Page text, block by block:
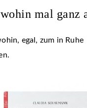
mal ganz
egal, zum in Ruhe